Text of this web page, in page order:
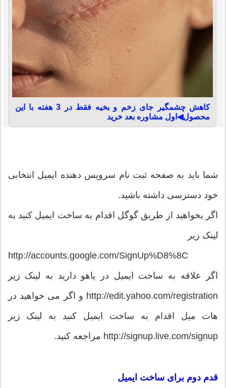
کاهش چشمگیر جای زخم و بخیه فقط در 3 هفته با این
محصول◀اول مشاوره بعد خرید
شما باید به صفحه ثبت نام سرویس دهنده ایمیل انتخابی
خود دسترسی داشته باشید.
اگر بخواهید از طریق گوگل اقدام به ساخت ایمیل کنید به
لینک زیر
اگر علاقه به ساخت ایمیل در یاهو دارید به لینک زیر
http://edit.yahoo.com/registration و اگر می خواهید در
هات میل اقدام به ساخت ایمیل کنید به لینک زیر
http://signup.live.com/signup مراجعه کنید.
قدم دوم برای ساخت ایمیل